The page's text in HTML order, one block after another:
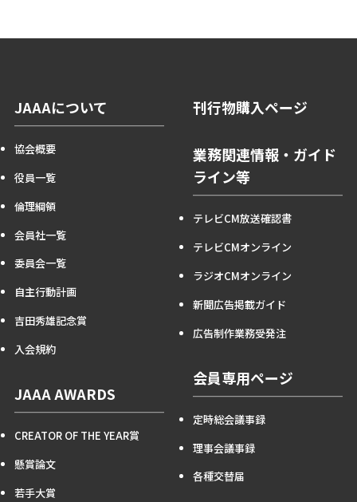
JAAAについて
協会概要
役員一覧
倫理綱領
会員社一覧
委員会一覧
自主行動計画
吉田秀雄記念賞
入会規約
JAAA AWARDS
CREATOR OF THE YEAR賞
懸賞論文
若手大賞
刊行物購入ページ
業務関連情報・ガイド
ライン等
テレビCM放送確認書
テレビCMオンライン
ラジオCMオンライン
新聞広告掲載ガイド
広告制作業務受発注
会員専用ページ
定時総会議事録
理事会議事録
各種交替届